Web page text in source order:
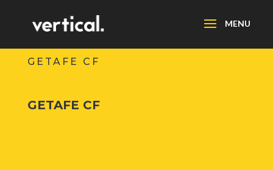
GETAFE CF
GETAFE CF